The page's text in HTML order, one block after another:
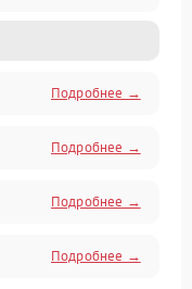
Подробнее →
Подробнее →
Подробнее →
Подробнее →